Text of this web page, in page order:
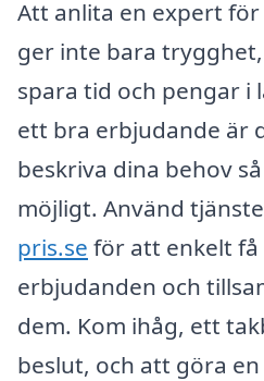
Att anlita en expert
ger inte bara
spara tid och pengar i
ett bra erbjudande är
beskriva dina behov
möjligt. Använd
pris.se för att enkelt få
erbjudanden och
dem. Kom ihåg, ett
beslut, och att göra